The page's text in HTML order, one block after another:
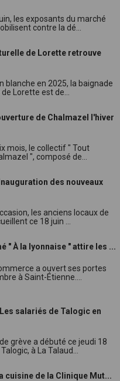
les exposants du marché
contre la dé...
de Lorette retrouve
blanche en 2025, la baignade
Lorette est de...
de Chalmazel l'hiver
mois, le collectif " Tout
", composé de...
des nouveaux
les anciens locaux de
ce 18 juin ...
" À la lyonnaise " attire les ...
a ouvert ses portes
à Saint-Étienne....
salariés de Talogic en
grève a débuté ce jeudi 18
à La Talaud...
cuisine de la Clinique Mut...